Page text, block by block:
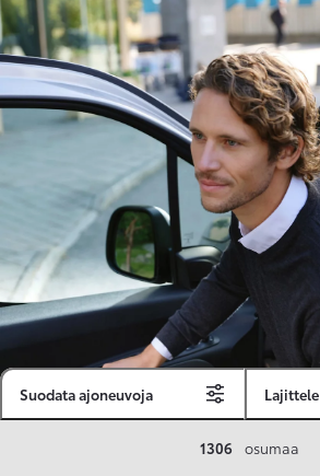
Suodata ajoneuvoja Lajittele
1306 osumaa